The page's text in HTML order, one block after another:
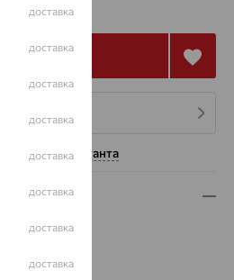
185 960
737
консультанта
доставка
доставка
доставка
доставка
доставка
доставка
доставка
доставка